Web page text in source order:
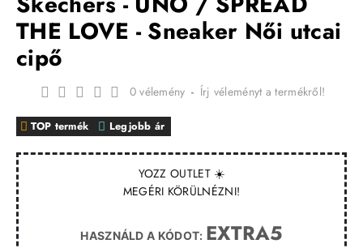
THE LOVE - Sneaker Női utcai
cipő
YOZZ OUTLET ☀️
MEGÉRI KÖRÜLNÉZNI!
HASZNÁLD A KÓDOT: EXTRA5
TOP termék Legjobb ár
0 vélemény - Írj véleményt a termékről!